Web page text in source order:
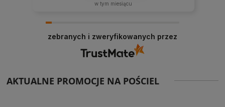
w tym miesiącu
zebranych i zweryfikowanych przez
AKTUALNE PROMOCJE NA POŚCIEL